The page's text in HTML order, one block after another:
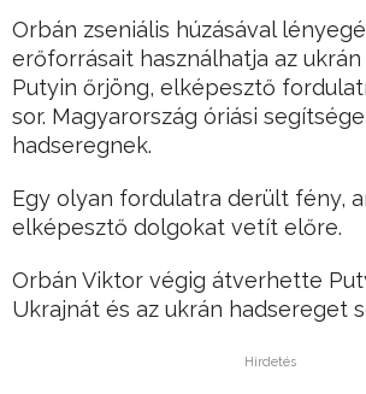
Orbán zseniális húzásával
erőforrásait használhatja az ukrán
Putyin őrjöng, elképesztő
sor. Magyarország óriási
hadseregnek.
Egy olyan fordulatra derült fény,
elképesztő dolgokat vetít előre.
Orbán Viktor végig átverhette
Ukrajnát és az ukrán hadsereget
Hirdetés